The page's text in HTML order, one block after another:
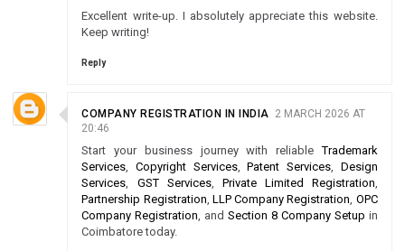
Excellent write-up. I absolutely appreciate this website.
Keep writing!
Reply
COMPANY REGISTRATION IN INDIA 2 MARCH 2026 AT
20:46
Start your business journey with reliableTrademark
Services,Copyright Services,Patent Services, Design
Services, GST Services, Private Limited Registration,
Partnership Registration, LLP Company Registration, OPC
Company Registration, andSection 8 Company Setup in
Coimbatore today.